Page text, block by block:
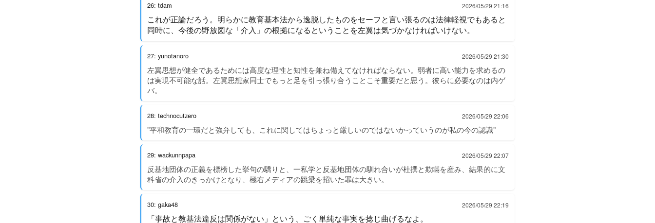
26: tdam 2026/05/29 21:16
これが正論だろう。明らかに教育基本法から逸脱したものをセーフと言い張るのは法律軽視でもあると
同時に、今後の野放図な「介入」の根拠になるということを左翼は気づかなければいけない。
27: yunotanoro 2026/05/29 21:30
左翼思想が健全であるためには高度な理性と知性を兼ね備えてなければならない。弱者に高い能力を求めるの
は実現不可能な話。左翼思想家同士でもっと足を引っ張り合うことこそ重要だと思う。彼らに必要なのは内ゲ
バ。
28: technocutzero 2026/05/29 22:06
"平和教育の一環だと強弁しても、これに関してはちょっと厳しいのではないかっていうのが私の今の認識"
29: wackunnpapa 2026/05/29 22:07
反基地団体の正義を標榜した挙句の驕りと、一私学と反基地団体の馴れ合いが杜撰と欺瞞を産み、結果的に文
科省の介入のきっかけとなり、極右メディアの跳梁を招いた罪は大きい。
30: gaka48 2026/05/29 22:19
「事故と教基法違反は関係がない」という、ごく単純な事実を捻じ曲げるなよ。